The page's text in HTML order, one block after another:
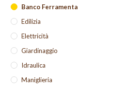
Banco Ferramenta
Edilizia
Elettricità
Giardinaggio
Idraulica
Maniglieria